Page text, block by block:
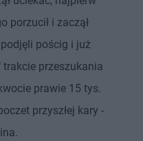
porzucił i zaczął
pościg i już
przeszukania
prawie 15 tys.
przyszłej kary -